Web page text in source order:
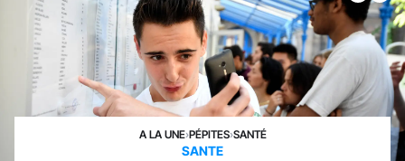
A LA UNE›PÉPITES›SANTÉ
SANTE